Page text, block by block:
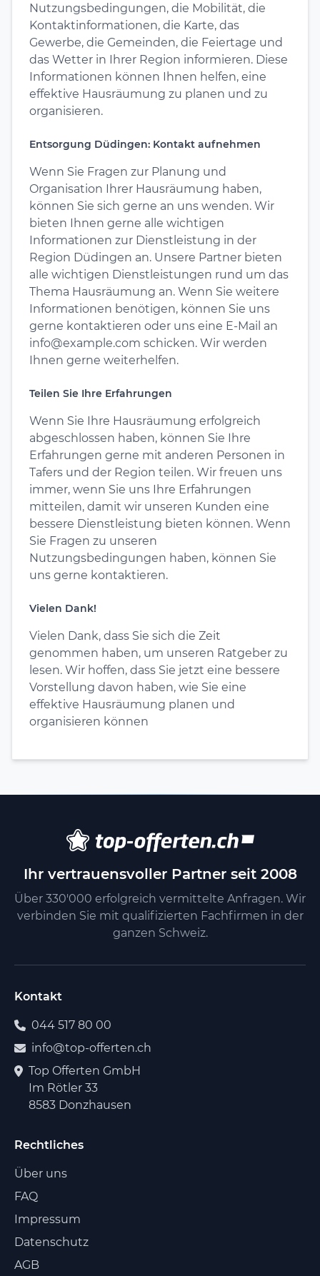
Nutzungsbedingungen, die Mobilität, die
Kontaktinformationen, die Karte, das
Gewerbe, die Gemeinden, die Feiertage und
das Wetter in Ihrer Region informieren. Diese
Informationen können Ihnen helfen, eine
effektive Hausräumung zu planen und zu
organisieren.
Entsorgung Düdingen: Kontakt aufnehmen
Wenn Sie Fragen zur Planung und
Organisation Ihrer Hausräumung haben,
können Sie sich gerne an uns wenden. Wir
bieten Ihnen gerne alle wichtigen
Informationen zur Dienstleistung in der
Region Düdingen an. Unsere Partner bieten
alle wichtigen Dienstleistungen rund um das
Thema Hausräumung an. Wenn Sie weitere
Informationen benötigen, können Sie uns
gerne kontaktieren oder uns eine E-Mail an
info@example.com schicken. Wir werden
Ihnen gerne weiterhelfen.
Teilen Sie Ihre Erfahrungen
Wenn Sie Ihre Hausräumung erfolgreich
abgeschlossen haben, können Sie Ihre
Erfahrungen gerne mit anderen Personen in
Tafers und der Region teilen. Wir freuen uns
immer, wenn Sie uns Ihre Erfahrungen
mitteilen, damit wir unseren Kunden eine
bessere Dienstleistung bieten können. Wenn
Sie Fragen zu unseren
Nutzungsbedingungen haben, können Sie
uns gerne kontaktieren.
Vielen Dank!
Vielen Dank, dass Sie sich die Zeit
genommen haben, um unseren Ratgeber zu
lesen. Wir hoffen, dass Sie jetzt eine bessere
Vorstellung davon haben, wie Sie eine
effektive Hausräumung planen und
organisieren können
Ihr vertrauensvoller Partner seit 2008
Über 330'000 erfolgreich vermittelte Anfragen. Wir
verbinden Sie mit qualifizierten Fachfirmen in der
ganzen Schweiz.
Kontakt
044 517 80 00
info@top-offerten.ch
Top Offerten GmbH
Im Rötler 33
8583 Donzhausen
Rechtliches
Über uns
FAQ
Impressum
Datenschutz
AGB